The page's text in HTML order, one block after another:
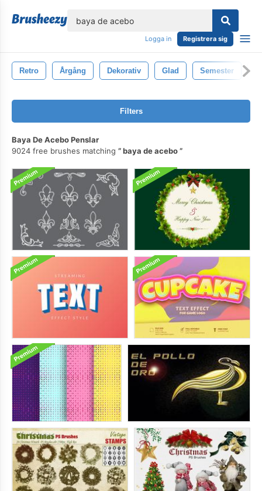
Logga in Registrera sig
Retro Årgång Dekorativ Glad Semester
Filters
Baya De Acebo Penslar
9024 free brushes matching
baya de acebo